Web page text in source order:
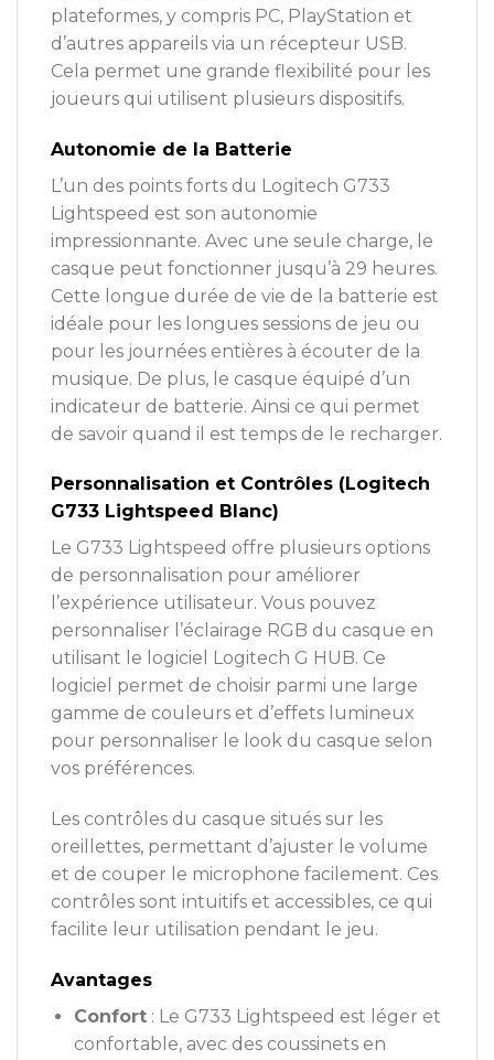
plateformes, y compris PC, PlayStation et
d’autres appareils via un récepteur USB.
Cela permet une grande flexibilité pour les
joueurs qui utilisent plusieurs dispositifs.
Autonomie de la Batterie
L’un des points forts du Logitech G733
Lightspeed est son autonomie
impressionnante. Avec une seule charge, le
casque peut fonctionner jusqu’à 29 heures.
Cette longue durée de vie de la batterie est
idéale pour les longues sessions de jeu ou
pour les journées entières à écouter de la
musique. De plus, le casque équipé d’un
indicateur de batterie. Ainsi ce qui permet
de savoir quand il est temps de le recharger.
Personnalisation et Contrôles (Logitech
G733 Lightspeed Blanc)
Le G733 Lightspeed offre plusieurs options
de personnalisation pour améliorer
l’expérience utilisateur. Vous pouvez
personnaliser l’éclairage RGB du casque en
utilisant le logiciel Logitech G HUB. Ce
logiciel permet de choisir parmi une large
gamme de couleurs et d’effets lumineux
pour personnaliser le look du casque selon
vos préférences.
Les contrôles du casque situés sur les
oreillettes, permettant d’ajuster le volume
et de couper le microphone facilement. Ces
contrôles sont intuitifs et accessibles, ce qui
facilite leur utilisation pendant le jeu.
Avantages
Confort: Le G733 Lightspeed est léger et
confortable, avec des coussinets en